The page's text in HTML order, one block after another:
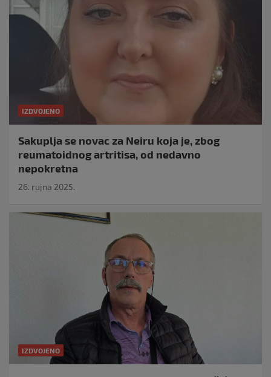
IZDVOJENO
Sakuplja se novac za Neiru koja je, zbog
reumatoidnog artritisa, od nedavno
nepokretna
26. rujna 2025.
IZDVOJENO